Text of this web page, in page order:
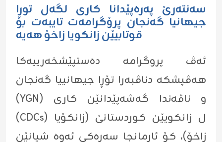
سەنتەرێ پەرەپێدانا کاری لگەل توڕا
جیهانیا گەنجان پرۆگرامەت تایبەت بۆ
قوتابیێن زانکویا زاخۆ هەیە
ئەڤ پروگرامە دەستپێشخەرییەکا
هەڤپشکە دناڤبەرا تۆڕا جیهانییا گەنجان
(YGN) و ناڤەندا گەشەپێدانێن کاری
(CDCs) ل زانکویێن کوردستانێ (زانکۆیا
زاخۆ)، کۆ ئارمانجا سەرەکی ئەوە شیانێن